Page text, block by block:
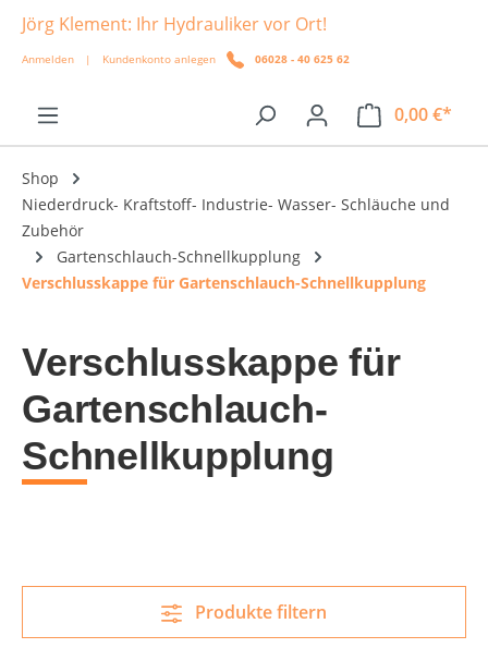
springen
Jörg Klement: Ihr Hydrauliker vor Ort!
Anmelden | Kundenkonto anlegen 06028 - 40 625 62
0,00 €*
Shop
Niederdruck- Kraftstoff- Industrie- Wasser- Schläuche und
Zubehör
Gartenschlauch-Schnellkupplung
Verschlusskappe für Gartenschlauch-Schnellkupplung
Verschlusskappe für
Gartenschlauch-
Schnellkupplung
Produkte filtern